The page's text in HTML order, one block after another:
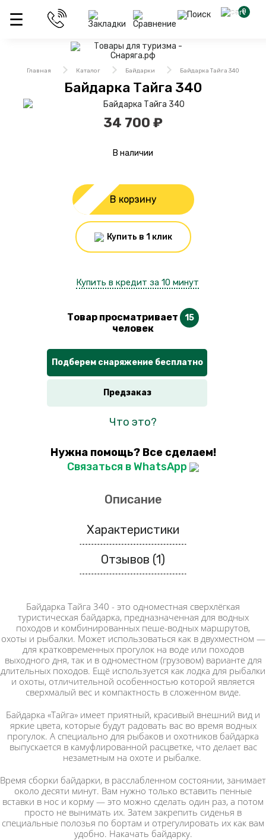
0
Главная Каталог Байдарки Байдарка Тайга 340
Байдарка Тайга 340
34 700 ₽
В наличии
В корзину
Купить в 1 клик
Купить в кредит за 10 минут
Товар просматривает 15
человек
Подберем снаряжение бесплатно
Предзаказ
Что это?
Нужна помощь? Все сделаем!
Связаться в WhatsApp
Описание
Характеристики
Отзывов (1)
Байдарка Тайга 340 - это одноместная сверхлёгкая
туристическая байдарка, предназначенная для водных
походов и комбинированных пеше-водных маршрутов,
охоты и рыбалки. Может использоваться как в двухместном —
для кратковременных прогулок на воде или походов
выходного дня, так и в одноместном (грузовом) варианте для
длительных походов. Ещё используется как лодка для рыбалки
и охоты, отличительной особенностью которой является
сверхмалый вес и компактность в сложенном виде.
Байдарка «Тайга» имеет приятный, красивый внешний вид и
яркие цвета, которые будут радовать вас во время водных
прогулок. А специально для рыбаков и охотников байдарка
выпускается в камуфлированной расцветке, что делает вас
незаметным на охоте и рыбалке.
Время сборки байдарки, в расслабленном состоянии, занимает
около десяти минут. Вам нужно только вставить пенные
вставки в нос и корму — это можно сделать один раз, а потом
просто не вынимать их. Затем закрепить сиденья в
специальные полозья по бортам и отрегулировать их как вам
удобно. Накачать байдарку.